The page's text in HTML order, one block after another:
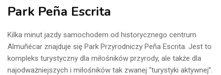
Park Peña Escrita
Kilka minut jazdy samochodem od historycznego centrum
Almuñécar znajduje się Park Przyrodniczy Peña Escrita. Jest to
kompleks turystyczny dla miłośników przyrody, ale także dla
najodważniejszych i miłośników tak zwanej “turystyki aktywnej”.